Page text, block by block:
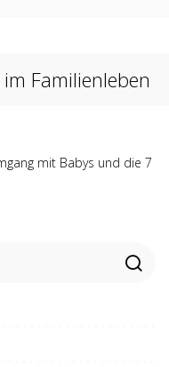
Familienleben
mit Babys und die 7